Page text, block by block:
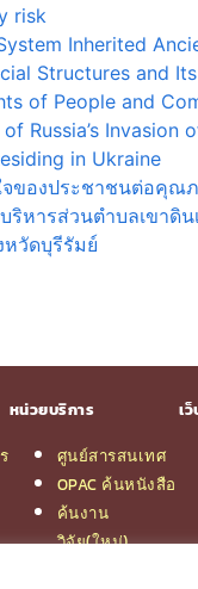
risk
Inherited
Structures and
of People and
Russia’s Invasion
in Ukraine
ของประชาชนต่อคุณ
ริหารส่วนตำบลเขาดิน
วัดบุรีรัมย์
หน่วยบริการ
ศูนย์สารสนเทศ
OPAC ค้นหนังสือ
ค้นงาน
วิจัย(ใหม่)
เ